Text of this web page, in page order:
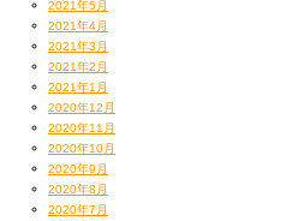
2021年5月
2021年4月
2021年3月
2021年2月
2021年1月
2020年12月
2020年11月
2020年10月
2020年9月
2020年8月
2020年7月